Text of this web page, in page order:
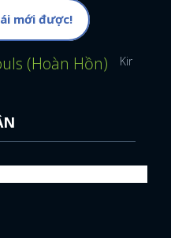
GOOGLE
mới được!
(Hoàn Hồn) Kim Hee